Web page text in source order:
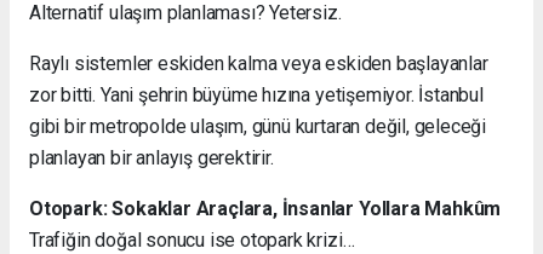
Alternatif ulaşım planlaması? Yetersiz.
Raylı sistemler eskiden kalma veya eskiden başlayanlar
zor bitti. Yani şehrin büyüme hızına yetişemiyor. İstanbul
gibi bir metropolde ulaşım, günü kurtaran değil, geleceği
planlayan bir anlayış gerektirir.
Otopark: Sokaklar Araçlara, İnsanlar Yollara Mahkûm
Trafiğin doğal sonucu ise otopark krizi…